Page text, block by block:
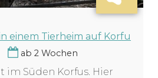
einem Tierheim auf Korfu
ab 2 Wochen
im Süden Korfus. Hier